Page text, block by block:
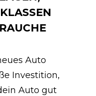
Auto
Investition,
Auto gut